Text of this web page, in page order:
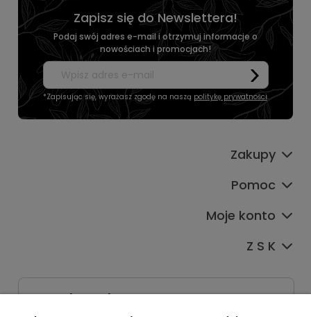
Zapisz się do Newslettera!
Podaj swój adres e-mail i otrzymuj informacje o
nowościach i promocjach!
*Zapisując się, wyrażasz zgodę na naszą politykę prywatności.
Zakupy
Pomoc
Moje konto
Z S K
Dane kontaktowe